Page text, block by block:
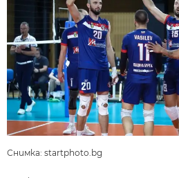
Снимка: startphoto.bg